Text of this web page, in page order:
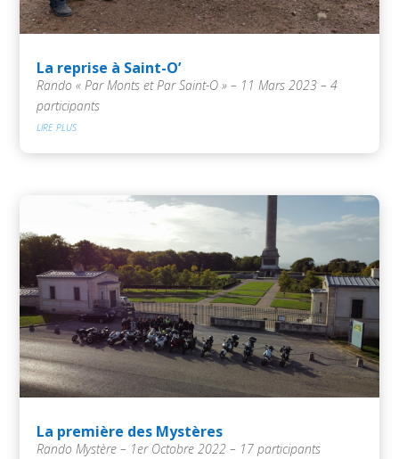
La reprise à Saint-O’
Rando « Par Monts et Par Saint-O » – 11 Mars 2023 – 4
participants
lire plus
La première des Mystères
Rando Mystère – 1er Octobre 2022 – 17 participants